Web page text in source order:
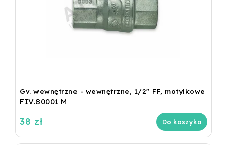
Gv. wewnętrzne - wewnętrzne, 1/2" FF, motylkowe
FIV.80001 M
38 zł Do koszyka